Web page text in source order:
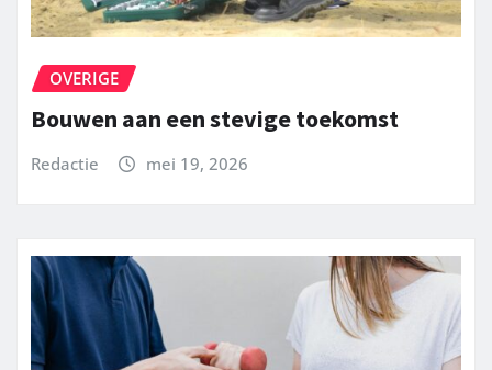
OVERIGE
Bouwen aan een stevige toekomst
Redactie mei 19, 2026